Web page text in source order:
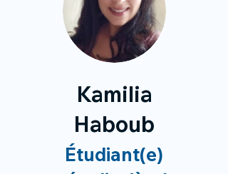
Kamilia
Haboub
Étudiant(e)